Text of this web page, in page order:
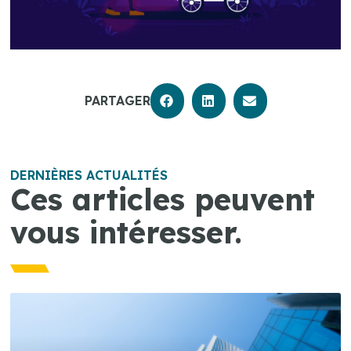
PARTAGER
DERNIÈRES ACTUALITÉS
Ces articles peuvent
vous intéresser.